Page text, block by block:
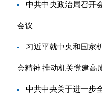
中共中央政治局召开
会议
习近平就中央和国家
会精神 推动机关党建高
中共中央关于进一步